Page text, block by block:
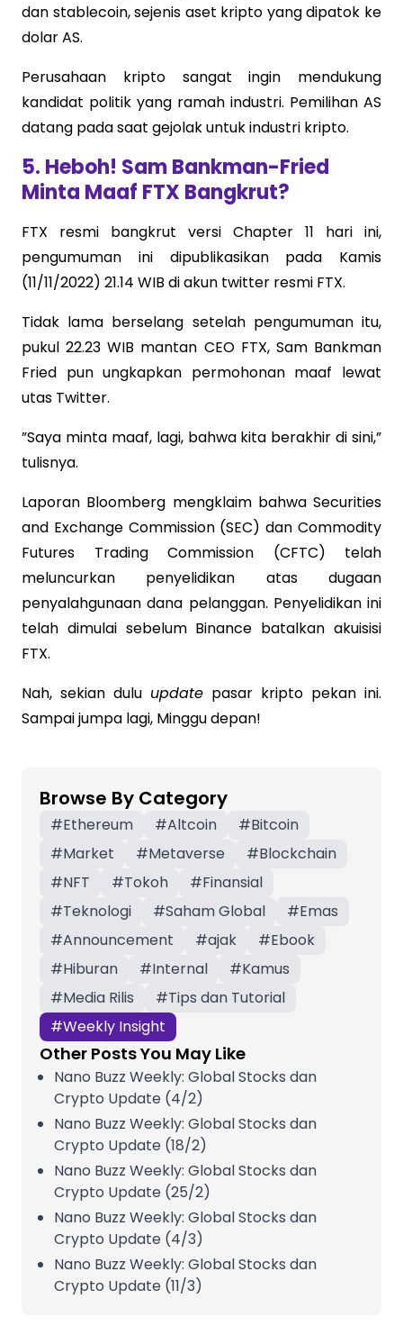
dan stablecoin, sejenis aset kripto yang dipatok ke
dolar AS.
Perusahaan kripto sangat ingin mendukung
kandidat politik yang ramah industri. Pemilihan AS
datang pada saat gejolak untuk industri kripto.
5. Heboh! Sam Bankman-Fried
Minta Maaf FTX Bangkrut?
FTX resmi bangkrut versi Chapter 11 hari ini,
pengumuman ini dipublikasikan pada Kamis
(11/11/2022) 21.14 WIB di akun twitter resmi FTX.
Tidak lama berselang setelah pengumuman itu,
pukul 22.23 WIB mantan CEO FTX, Sam Bankman
Fried pun ungkapkan permohonan maaf lewat
utas Twitter.
”Saya minta maaf, lagi, bahwa kita berakhir di sini,”
tulisnya.
Laporan Bloomberg mengklaim bahwa Securities
and Exchange Commission (SEC) dan Commodity
Futures Trading Commission (CFTC) telah
meluncurkan penyelidikan atas dugaan
penyalahgunaan dana pelanggan. Penyelidikan ini
telah dimulai sebelum Binance batalkan akuisisi
FTX.
Nah, sekian dulu update pasar kripto pekan ini.
Sampai jumpa lagi, Minggu depan!
Browse By Category
#Ethereum #Altcoin #Bitcoin
#Market #Metaverse #Blockchain
#NFT #Tokoh #Finansial
#Teknologi #Saham Global #Emas
#Announcement #ajak #Ebook
#Hiburan #Internal #Kamus
#Media Rilis #Tips dan Tutorial
#Weekly Insight
Other Posts You May Like
Nano Buzz Weekly: Global Stocks dan
Crypto Update (4/2)
Nano Buzz Weekly: Global Stocks dan
Crypto Update (18/2)
Nano Buzz Weekly: Global Stocks dan
Crypto Update (25/2)
Nano Buzz Weekly: Global Stocks dan
Crypto Update (4/3)
Nano Buzz Weekly: Global Stocks dan
Crypto Update (11/3)